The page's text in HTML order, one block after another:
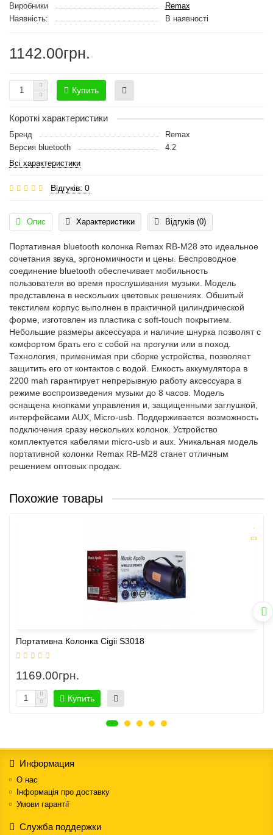
Виробники
Remax
Наявність:
В наявності
1142.00грн.
Купить
Короткі характеристики
Бренд
Remax
Версия bluetooth
4.2
Всі характеристики
Відгуків: 0
Опис Характеристики Відгуків (0)
Портативная bluetooth колонка Remax RB-M28 это идеальное
сочетания звука, эргономичности и цены. Беспроводное
соединение bluetooth обеспечивает мобильность
пользователя во время прослушивания музыки. Модель
представлена в нескольких цветовых решениях. Обшитый
текстилем корпус выполнен в практичной цилиндрической
форме, изготовлен из пластика с soft-touch покрытием.
Небольшие размеры аксессуара и наличие шнурка позволят с
комфортом брать его с собой на прогулки или в поход.
Технология, применимая при сборке устройства, позволяет
защитить его от контактов с водой. Емкость аккумулятора в
2200 mah гарантирует непрерывную работу аксессуара в
режиме воспроизведения музыки до 8 часов. Модель
оснащена кнопками управления и, защищенными заглушкой,
интерфейсами AUX, Micro-usb. Поддерживается возможность
подключения сразу нескольких колонок. Устройство
комплектуется кабелями micro-usb и aux. Уникальная модель
портативной колонки Remax RB-M28 станет отличным
решением оптовых продаж.
Похожие товары
Портативна Колонка Cigii S3018
1169.00грн.
Купить
Информация
О нас
Інформація про доставку
Умови гарантії
Служба поддержки